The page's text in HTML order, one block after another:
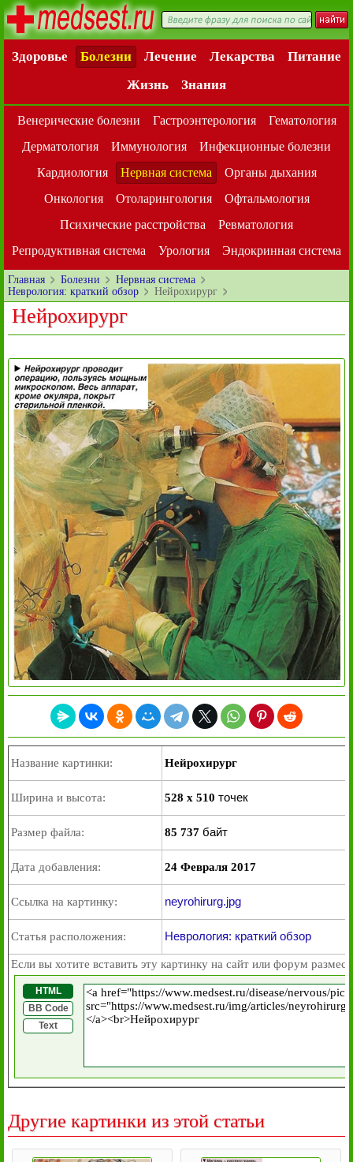
Здоровье Болезни Лечение Лекарства
Питание
Жизнь
Знания
Венерические болезни Гастроэнтерология
Гематология
Дерматология
Иммунология
Инфекционные болезни
Кардиология
Нервная система
Органы дыхания
Онкология
Отоларингология
Офтальмология
Психические расстройства
Ревматология
Репродуктивная система
Урология Эндокринная система
Главная Болезни
Нервная система
Неврология: краткий обзор
Нейрохирург
Нейрохирург
Название картинки: Нейрохирург
Ширина и высота: 528 x 510 точек
Размер файла: 85 737 байт
Дата добавления: 24 Февраля 2017
Ссылка на картинку: neyrohirurg.jpg
Статья расположения: Неврология: краткий обзор
Если вы хотите вставить эту картинку на сайт или форум
HTML
BB Code
Text
Другие картинки из этой статьи